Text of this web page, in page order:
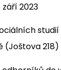
září 2023
(Joštova 218)